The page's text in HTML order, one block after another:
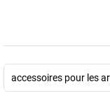
des chariots de
+Afficher plus
accessoires pour les